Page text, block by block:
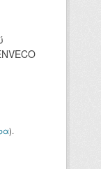
).